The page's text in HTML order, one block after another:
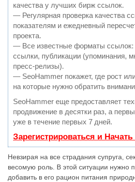
качества у лучших бирж ссылок.
— Регулярная проверка качества
показателям и ежедневный
проекта.
— Все известные форматы
ссылки, публикации (упоминания,
пресс-релизы).
— SeoHammer покажет, где рост
на которые нужно обратить
SeoHammer еще предоставляет
продвижение в десятки раз, а
уже в течение первых 7 дней.
Зарегистрироваться и
Невзирая на все страдания супруга,
весомую роль. В этой ситуации нужно
добавить в его рацион питания